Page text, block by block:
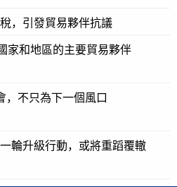
，引發貿易夥伴抗議
家和地區的主要貿易夥伴
，不只為下一個風口
輪升級行動，或將重蹈覆轍